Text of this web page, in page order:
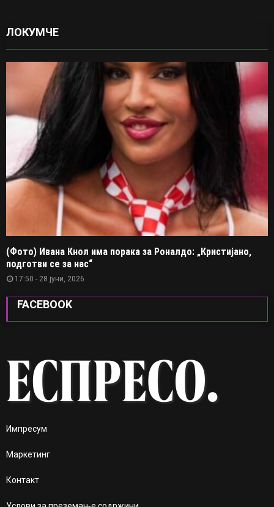
ЛОКУМЧЕ
(Фото) Ивана Кнол има порака за Роналдо: „Кристијано,
подготви се за нас“
17:50 - 28 јуни, 2026
FACEBOOK
Импресум
Маркетинг
Контакт